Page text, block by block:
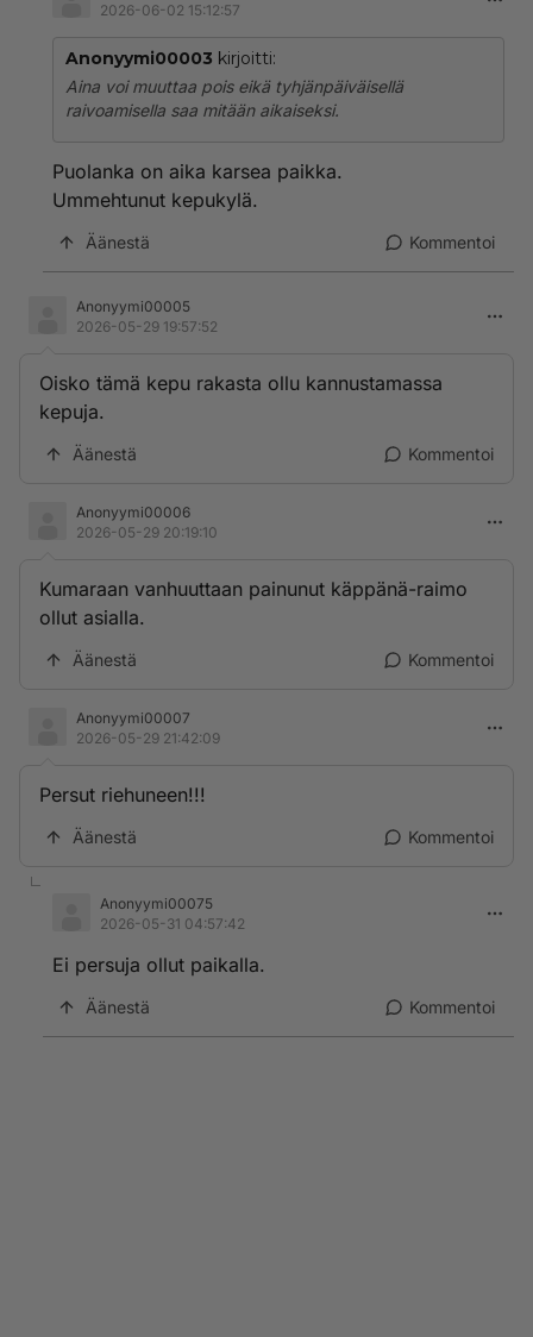
2026-06-02 15:12:57
Anonyymi00003 kirjoitti:
Aina voi muuttaa pois eikä tyhjänpäiväisellä
raivoamisella saa mitään aikaiseksi.
Puolanka on aika karsea paikka.
Ummehtunut kepukylä.
Äänestä Kommentoi
Anonyymi00005
2026-05-29 19:57:52
Oisko tämä kepu rakasta ollu kannustamassa
kepuja.
Äänestä Kommentoi
Anonyymi00006
2026-05-29 20:19:10
Kumaraan vanhuuttaan painunut käppänä-raimo
ollut asialla.
Äänestä Kommentoi
Anonyymi00007
2026-05-29 21:42:09
Persut riehuneen!!!
Äänestä Kommentoi
Anonyymi00075
2026-05-31 04:57:42
Ei persuja ollut paikalla.
Äänestä Kommentoi